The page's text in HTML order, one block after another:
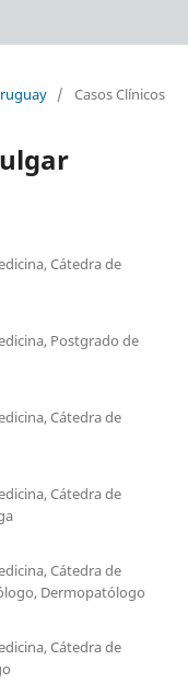
/ Casos Clínicos
Cátedra de
Postgrado de
Cátedra de
Cátedra de
Cátedra de
Dermopatólogo
Cátedra de